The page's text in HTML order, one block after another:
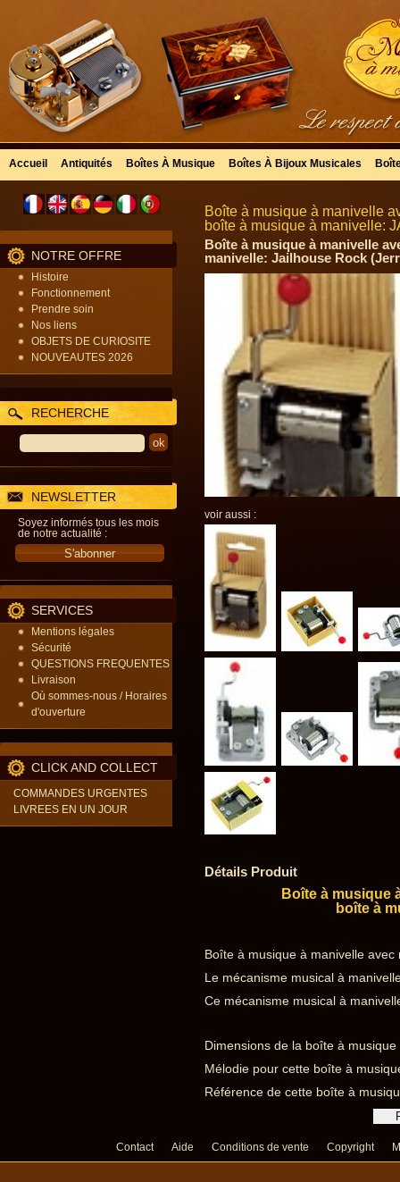
Accueil Antiquités Boîtes À Musique Boîtes À Bijoux Musicales
NOTRE OFFRE
Histoire
Fonctionnement
Prendre soin
Nos liens
OBJETS DE CURIOSITE
NOUVEAUTES 2026
RECHERCHE
NEWSLETTER
Soyez informés tous les mois
de notre actualité :
SERVICES
Mentions légales
Sécurité
QUESTIONS FREQUENTES
Livraison
Où sommes-nous / Horaires
d'ouverture
CLICK AND COLLECT
COMMANDES URGENTES
LIVREES EN UN JOUR
Boîte à musique à manivelle
boîte à musique à manivelle:
Boîte à musique à manivelle
manivelle: Jailhouse Rock
voir aussi :
Détails Produit
Boîte à musique
boîte à
Boîte à musique à manivelle
Le mécanisme musical à
Ce mécanisme musical à
Dimensions de la boîte à
Mélodie pour cette boîte à
Référence de cette boîte à
Contact Aide Conditions de vente Copyright